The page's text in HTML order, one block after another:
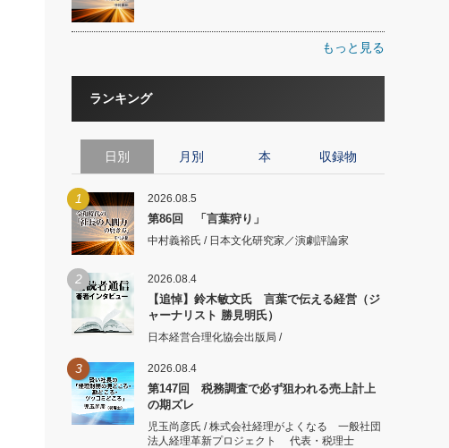
もっと見る
ランキング
日別 月別 本 収録物
1 2026.08.5
第86回 「言葉狩り」
中村義裕氏 / 日本文化研究家／演劇評論家
2 2026.08.4
【追悼】鈴木敏文氏 言葉で伝える経営（ジ
ャーナリスト 勝見明氏）
日本経営合理化協会出版局 /
3 2026.08.4
第147回 税務調査で必ず狙われる売上計上
の期ズレ
児玉尚彦氏 / 株式会社経理がよくなる 一般社団
法人経理革新プロジェクト 代表・税理士